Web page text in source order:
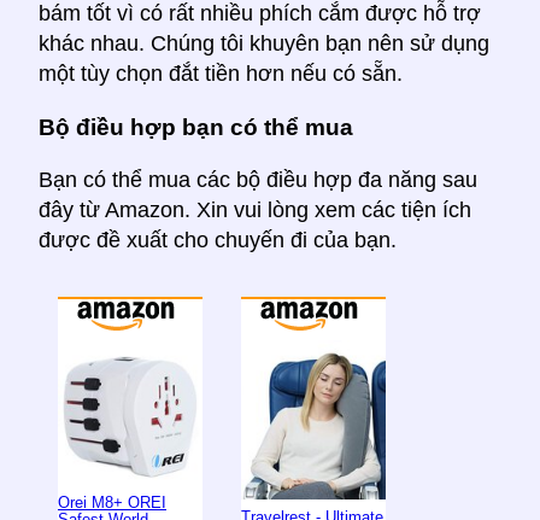
bám tốt vì có rất nhiều phích cắm được hỗ trợ
khác nhau. Chúng tôi khuyên bạn nên sử dụng
một tùy chọn đắt tiền hơn nếu có sẵn.
Bộ điều hợp bạn có thể mua
Bạn có thể mua các bộ điều hợp đa năng sau
đây từ Amazon. Xin vui lòng xem các tiện ích
được đề xuất cho chuyến đi của bạn.
Orei M8+ OREI